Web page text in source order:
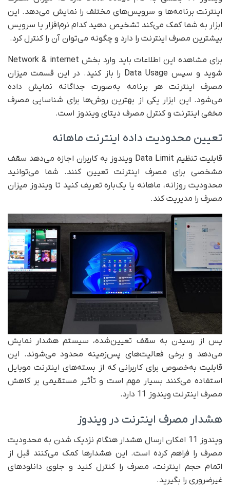
اینترنت برنامه‌ها و سرویس‌های مختلف را نمایش می‌دهد. این
ابزار به شما کمک می‌کند تشخیص دهید کدام نرم‌افزار یا سرویس
بیشترین مصرف اینترنت را دارد و چگونه می‌توان آن را کنترل کرد.
برای مشاهده این اطلاعات باید وارد بخش Network & internet
شوید و سپس Data Usage را باز کنید. در این قسمت میزان
مصرف اینترنت هر برنامه به‌صورت جداگانه نمایش داده
می‌شود. این ابزار یکی از بهترین روش‌ها برای شناسایی مصرف
مخفی اینترنت و کنترل مصرف دیتای ویندوز است.
تعیین محدودیت داده اینترنت ماهانه
قابلیت تنظیم Data Limit ویندوز به کاربران اجازه می‌دهد سقف
مشخصی برای مصرف اینترنت تعیین کنند. شما می‌توانید
محدودیت روزانه، ماهانه یا یک‌باره تعریف کنید تا ویندوز میزان
مصرف را مدیریت کند.
پس از رسیدن به سقف تعیین‌شده، سیستم هشدار نمایش
می‌دهد و برخی فعالیت‌های پس‌زمینه محدود می‌شوند. این
قابلیت به‌خصوص برای کاربرانی که از بسته‌های اینترنت موبایل
استفاده می‌کنند بسیار مهم است و تأثیر مستقیمی بر کاهش
مصرف اینترنت ویندوز 11 دارد.
هشدار مصرف اینترنت در ویندوز
ویندوز 11 امکان ارسال هشدار هنگام نزدیک شدن به محدودیت
مصرف را فراهم کرده است. این هشدارها کمک می‌کنند قبل از
اتمام حجم اینترنت، مصرف را کنترل کنید و جلوی دانلودهای
غیرضروری را بگیرید.